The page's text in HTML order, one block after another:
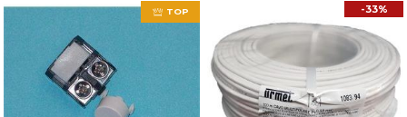
TOP -33%